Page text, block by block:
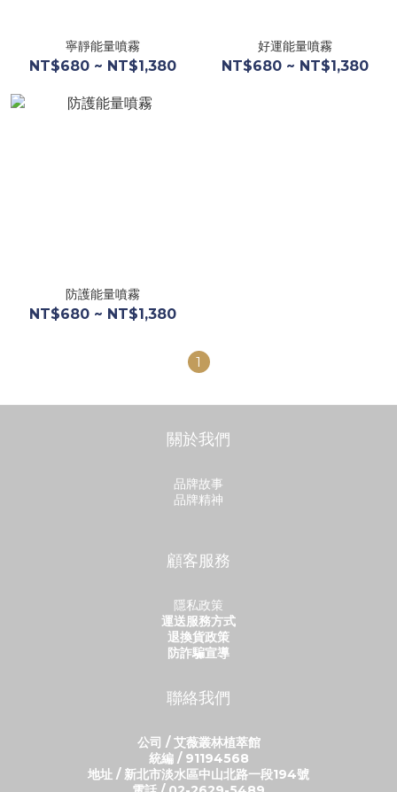
寧靜能量噴霧
NT$680 ~ NT$1,380
好運能量噴霧
NT$680 ~ NT$1,380
防護能量噴霧
NT$680 ~ NT$1,380
1
關於我們
品牌故事
品牌精神
顧客服務
隱私政策
運送服務方式
退換貨政策
防詐騙宣導
聯絡我們
公司 / 艾薇叢林植萃館
統編 / 91194568
地址 / 新北市淡水區中山北路一段194號